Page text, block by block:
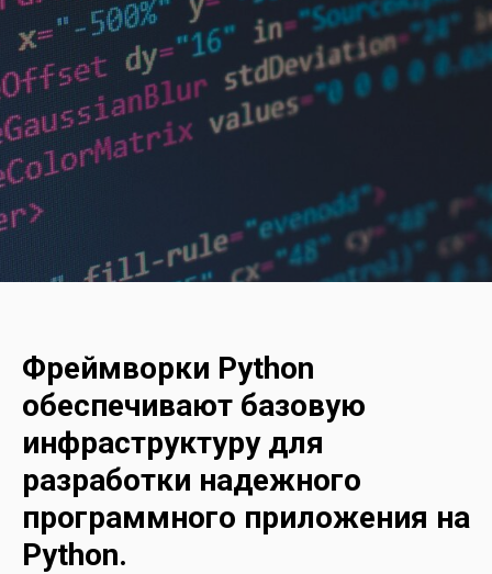
Фреймворки Python
обеспечивают базовую
инфраструктуру для
разработки надежного
программного приложения на
Python.